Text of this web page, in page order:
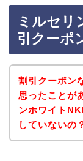
ミルセリ
引クーポ
割引クーポン
思ったことが
ンホワイト
していないの